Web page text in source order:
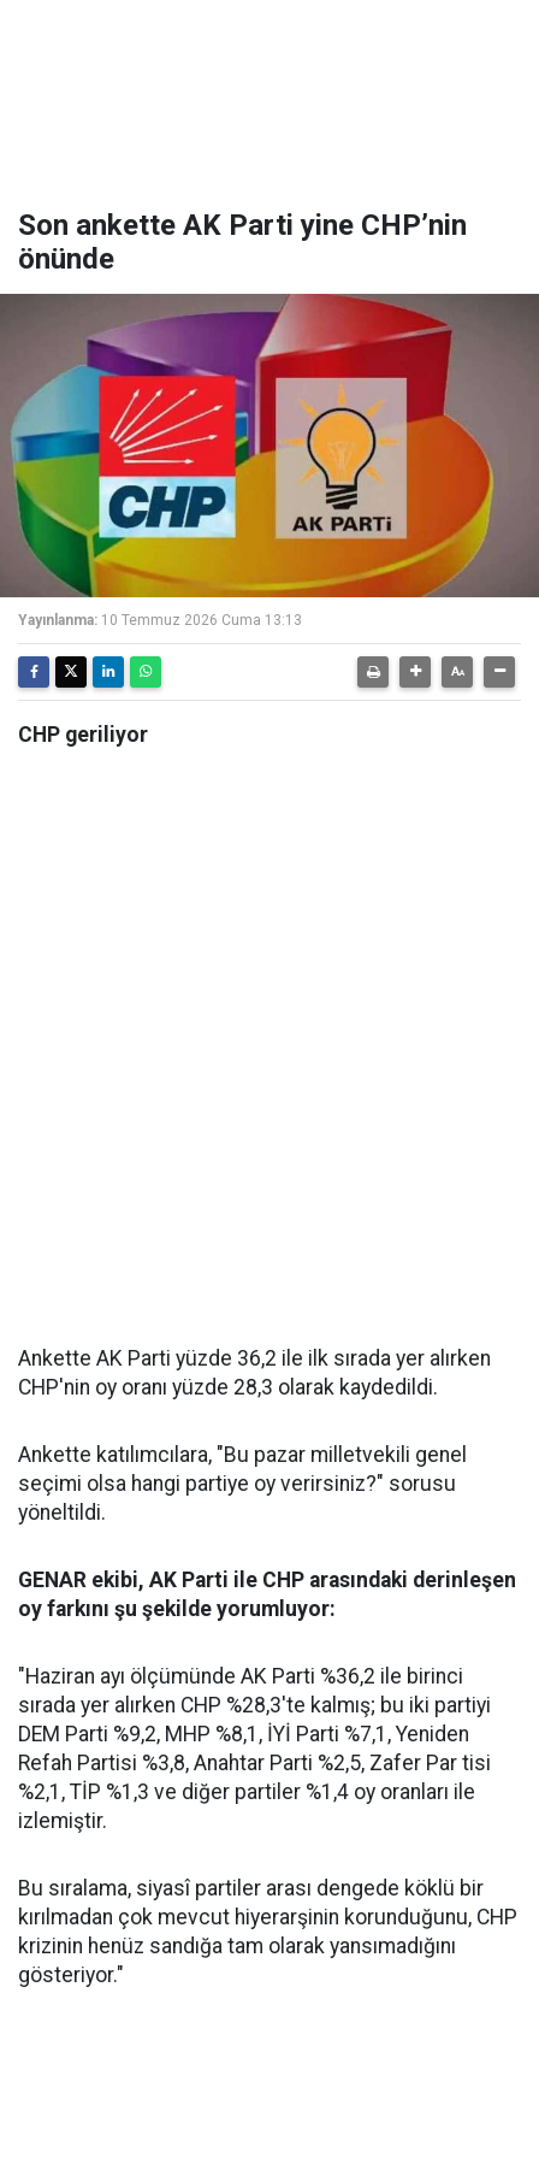
Son ankette AK Parti yine CHP’nin
önünde
Yayınlanma: 10 Temmuz 2026 Cuma 13:13
CHP geriliyor
Ankette AK Parti yüzde 36,2 ile ilk sırada yer alırken
CHP'nin oy oranı yüzde 28,3 olarak kaydedildi.
Ankette katılımcılara, "Bu pazar milletvekili genel
seçimi olsa hangi partiye oy verirsiniz?" sorusu
yöneltildi.
GENAR ekibi, AK Parti ile CHP arasındaki derinleşen
oy farkını şu şekilde yorumluyor:
"Haziran ayı ölçümünde AK Parti %36,2 ile birinci
sırada yer alırken CHP %28,3'te kalmış; bu iki partiyi
DEM Parti %9,2, MHP %8,1, İYİ Parti %7,1, Yeniden
Refah Partisi %3,8, Anahtar Parti %2,5, Zafer Par tisi
%2,1, TİP %1,3 ve diğer partiler %1,4 oy oranları ile
izlemiştir.
Bu sıralama, siyasî partiler arası dengede köklü bir
kırılmadan çok mevcut hiyerarşinin korunduğunu, CHP
krizinin henüz sandığa tam olarak yansımadığını
gösteriyor."